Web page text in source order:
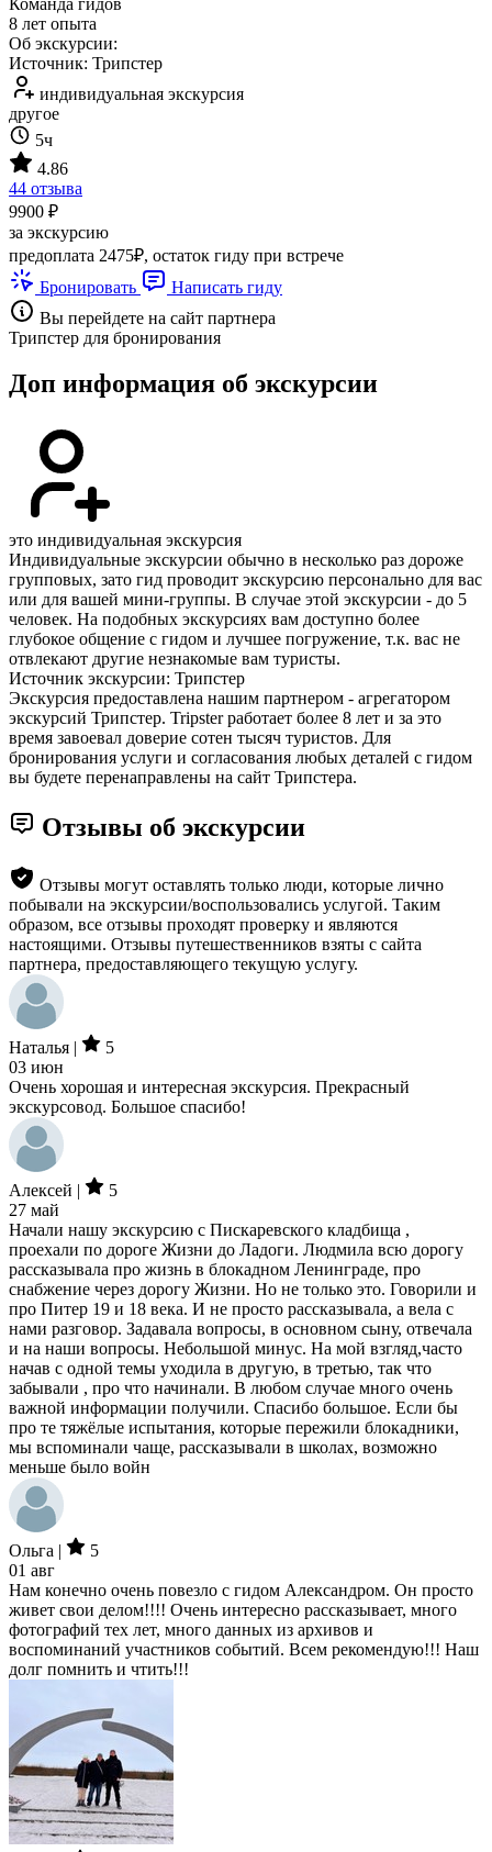
8 лет опыта
Об экскурсии:
Источник: Трипстер
индивидуальная экскурсия
другое
5ч
4.86
44 отзыва
9900 ₽
за экскурсию
предоплата 2475₽, остаток гиду при встрече
Бронировать
Написать гиду
Вы перейдете на сайт партнера
Трипстер для бронирования
Доп информация об экскурсии
это индивидуальная экскурсия
Индивидуальные экскурсии обычно в несколько раз дороже
групповых, зато гид проводит экскурсию персонально для вас
или для вашей мини-группы. В случае этой экскурсии - до 5
человек. На подобных экскурсиях вам доступно более
глубокое общение с гидом и лучшее погружение, т.к. вас не
отвлекают другие незнакомые вам туристы.
Источник экскурсии: Трипстер
Экскурсия предоставлена нашим партнером - агрегатором
экскурсий Трипстер. Tripster работает более 8 лет и за это
время завоевал доверие сотен тысяч туристов. Для
бронирования услуги и согласования любых деталей с гидом
вы будете перенаправлены на сайт Трипстера.
Отзывы об экскурсии
Отзывы могут оставлять только люди, которые лично
побывали на экскурсии/воспользовались услугой. Таким
образом, все отзывы проходят проверку и являются
настоящими. Отзывы путешественников взяты с сайта
партнера, предоставляющего текущую услугу.
Наталья |
5
03 июн
Очень хорошая и интересная экскурсия. Прекрасный
экскурсовод. Большое спасибо!
Алексей |
5
27 май
Начали нашу экскурсию с Пискаревского кладбища ,
проехали по дороге Жизни до Ладоги. Людмила всю дорогу
рассказывала про жизнь в блокадном Ленинграде, про
снабжение через дорогу Жизни. Но не только это. Говорили и
про Питер 19 и 18 века. И не просто рассказывала, а вела с
нами разговор. Задавала вопросы, в основном сыну, отвечала
и на наши вопросы. Небольшой минус. На мой взгляд,часто
начав с одной темы уходила в другую, в третью, так что
забывали , про что начинали. В любом случае много очень
важной информации получили. Спасибо большое. Если бы
про те тяжёлые испытания, которые пережили блокадники,
мы вспоминали чаще, рассказывали в школах, возможно
меньше было войн
Ольга |
5
01 авг
Нам конечно очень повезло с гидом Александром. Он просто
живет свои делом!!!! Очень интересно рассказывает, много
фотографий тех лет, много данных из архивов и
воспоминаний участников событий. Всем рекомендую!!! Наш
долг помнить и чтить!!!